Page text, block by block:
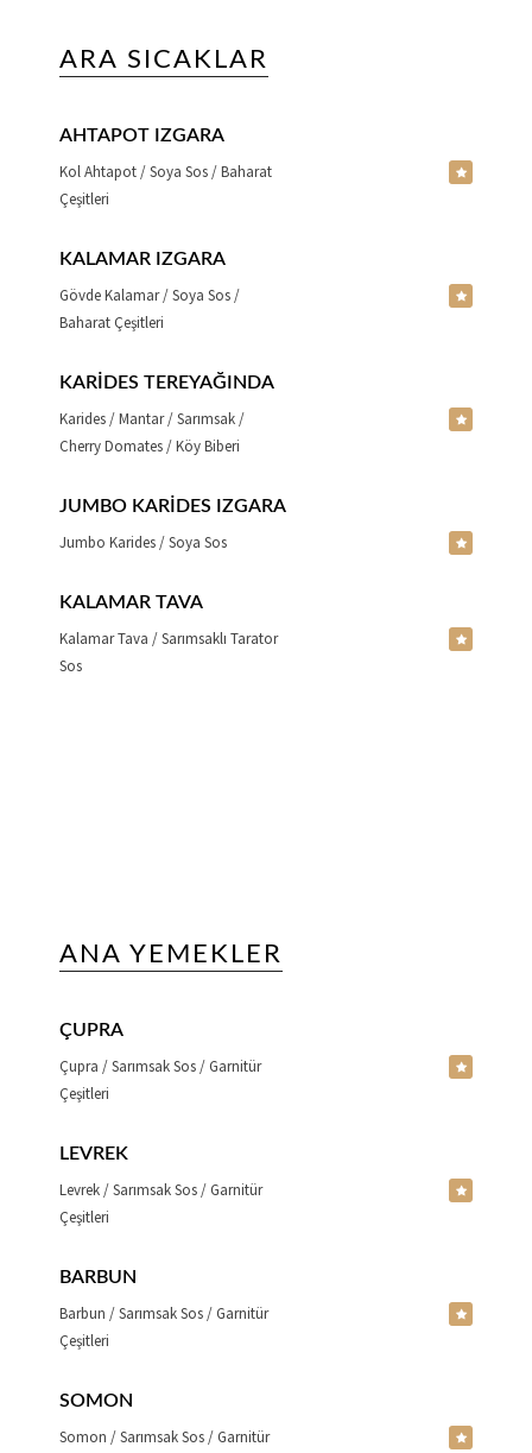
ARA SICAKLAR
AHTAPOT IZGARA
Kol Ahtapot / Soya Sos / Baharat
Çeşitleri
KALAMAR IZGARA
Gövde Kalamar / Soya Sos /
Baharat Çeşitleri
KARIDES TEREYAĞINDA
Karides / Mantar / Sarımsak /
Cherry Domates / Köy Biberi
JUMBO KARIDES IZGARA
Jumbo Karides / Soya Sos
KALAMAR TAVA
Kalamar Tava / Sarımsaklı Tarator
Sos
ANA YEMEKLER
ÇUPRA
Çupra / Sarımsak Sos / Garnitür
Çeşitleri
LEVREK
Levrek / Sarımsak Sos / Garnitür
Çeşitleri
BARBUN
Barbun / Sarımsak Sos / Garnitür
Çeşitleri
SOMON
Somon / Sarımsak Sos / Garnitür